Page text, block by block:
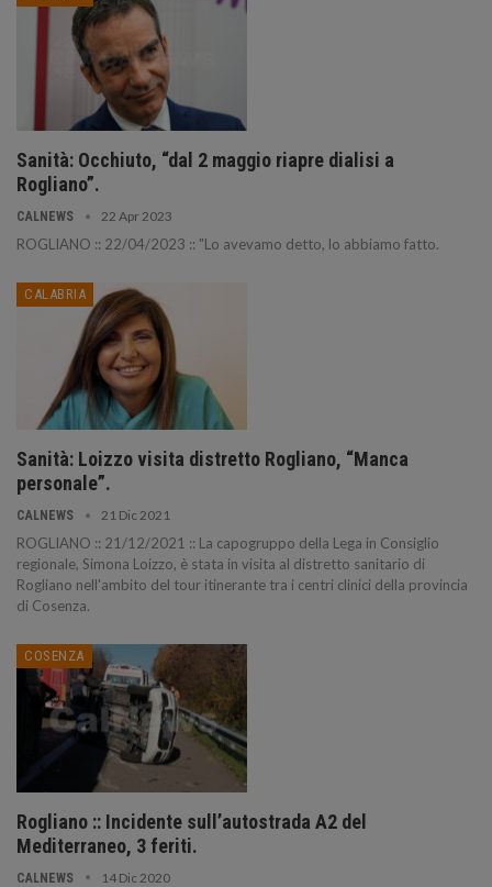
Sanità: Occhiuto, “dal 2 maggio riapre dialisi a
Rogliano”.
CALNEWS 22 Apr 2023
ROGLIANO :: 22/04/2023 :: "Lo avevamo detto, lo abbiamo fatto.️
CALABRIA
Sanità: Loizzo visita distretto Rogliano, “Manca
personale”.
CALNEWS 21 Dic 2021
ROGLIANO :: 21/12/2021 :: La capogruppo della Lega in Consiglio
regionale, Simona Loizzo, è stata in visita al distretto sanitario di
Rogliano nell'ambito del tour itinerante tra i centri clinici della provincia
di Cosenza.
COSENZA
Rogliano :: Incidente sull’autostrada A2 del
Mediterraneo, 3 feriti.
CALNEWS 14 Dic 2020